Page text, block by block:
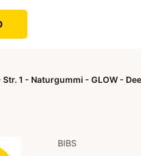
Str. 1 - Naturgummi - GLOW -
BIBS